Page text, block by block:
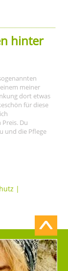
hinter
meiner
dort etwas
für diese
Du
und die Pflege
|